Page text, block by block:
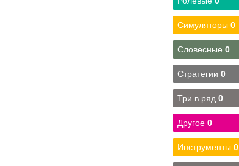
Симуляторы0
Словесные0
Стратегии0
Три в ряд0
Другое0
Инструменты0